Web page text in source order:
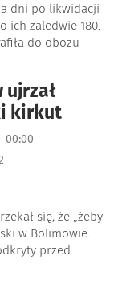
dni po likwidacji
ich zaledwie 180.
do obozu
ujrzał
kirkut
00:00
się, że „żeby
w Bolimowie.
przed